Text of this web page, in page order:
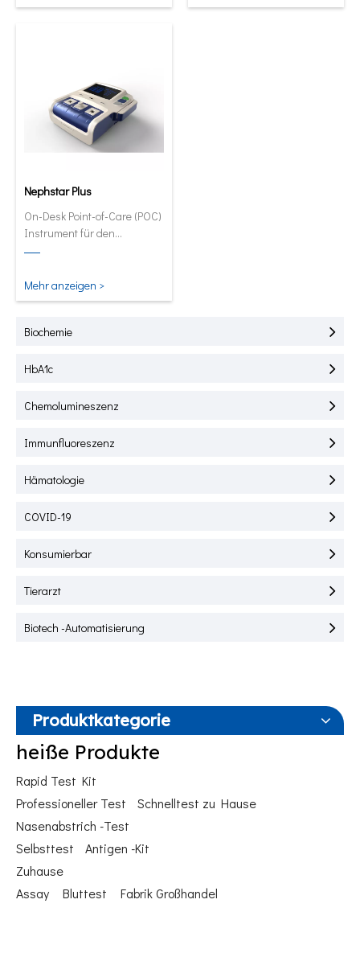
Nephstar Plus
On-Desk Point-of-Care (POC)
Instrument für den
Schnelltest von HbA1C, CRP,
Mehr anzeigen >
Biochemie
HbA1c
Chemolumineszenz
Immunfluoreszenz
Hämatologie
COVID-19
Konsumierbar
Tierarzt
Biotech -Automatisierung
Produktkategorie
heiße Produkte
Rapid Test Kit
Professioneller Test
Schnelltest zu Hause
Nasenabstrich -Test
Selbsttest
Antigen -Kit
Zuhause
Assay
Bluttest Fabrik Großhandel